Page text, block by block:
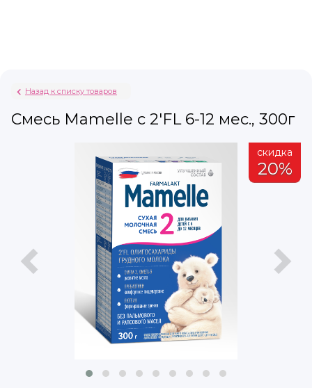
Назад к списку товаров
Смесь Mamelle с 2'FL 6-12 мес., 300г
скидка
20%